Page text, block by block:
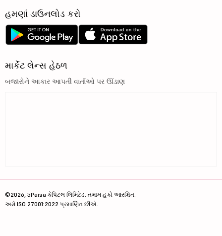
હમણાં ડાઉનલોડ કરો
માર્કેટ લેન્સ હેઠળ
બજારોને આકાર આપતી વાર્તાઓ પર ઊંડાણ
©2026, 5Paisa કેપિટલ લિમિટેડ. તમામ હકો આરક્ષિત.
અમે ISO 27001:2022 પ્રમાણિત છીએ.